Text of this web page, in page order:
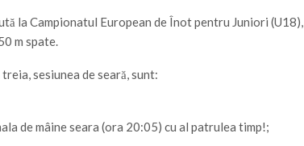
la Campionatul European de Înot pentru Juniori (U18),
m spate.
sesiunea de seară, sunt:
de mâine seara (ora 20:05) cu al patrulea timp!;